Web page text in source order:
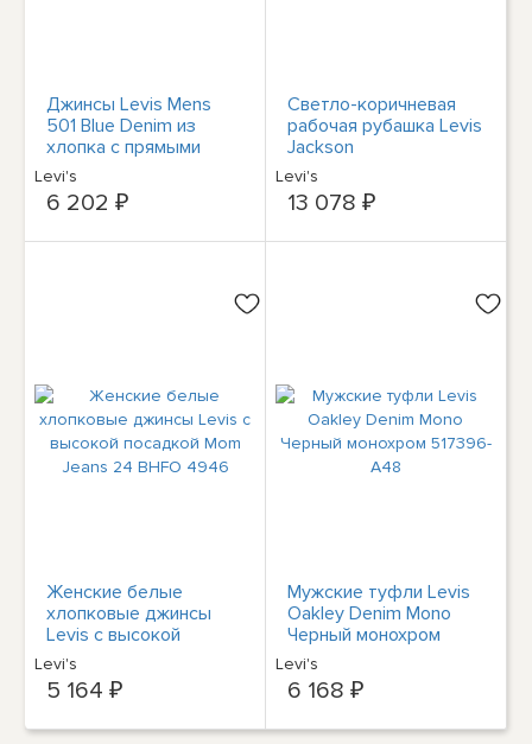
Джинсы Levis Mens
501 Blue Denim из
хлопка с прямыми
штанинами 36/34
BHFO 1496
Levi's
6 202 ₽
Светло-коричневая
рабочая рубашка Levis
Jackson
Levi's
13 078 ₽
Женские белые
хлопковые джинсы
Levis с высокой
посадкой Mom Jeans
24 BHFO 4946
Levi's
5 164 ₽
Мужские туфли Levis
Oakley Denim Mono
Черный монохром
517396-A48
Levi's
6 168 ₽